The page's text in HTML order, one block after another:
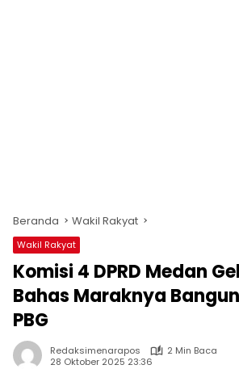
Beranda Wakil Rakyat
Wakil Rakyat
Komisi 4 DPRD Medan
Bahas Maraknya
PBG
Redaksimenarapos
2 Min Baca
28 Oktober 2025 23:36